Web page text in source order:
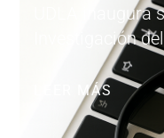
UDLA
Investigación
LEER MÁS